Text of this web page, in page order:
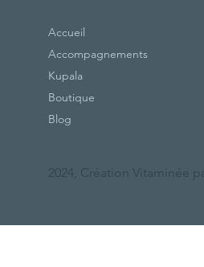
Accueil
Accompagnements
Kupala
Boutique
Blog
2024, Création Vitaminée